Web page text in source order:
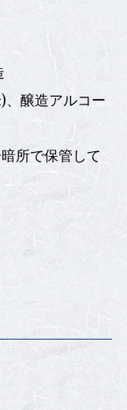
、醸造アルコー
所で保管して